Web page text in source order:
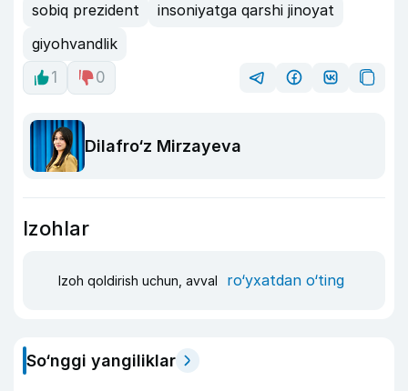
sobiq prezident
insoniyatga qarshi jinoyat
giyohvandlik
1
0
Dilafro‘z Mirzayeva
Izohlar
Izoh qoldirish uchun, avval ro‘yxatdan o‘ting
So‘nggi yangiliklar